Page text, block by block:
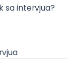
sa intervjua?